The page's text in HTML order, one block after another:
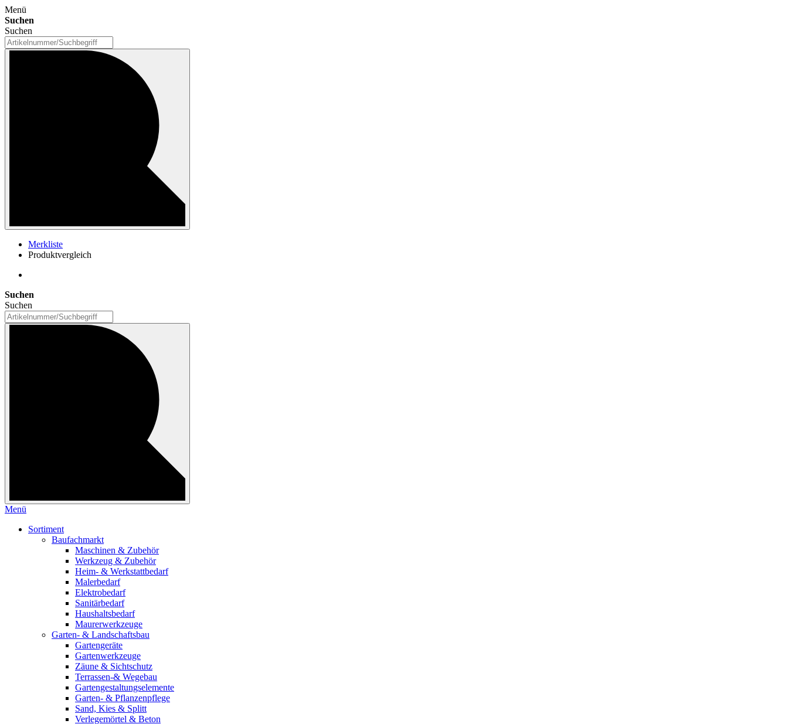
Menü
Suchen
Suchen
Merkliste
Produktvergleich
Suchen
Suchen
Menü
Sortiment
Baufachmarkt
Maschinen & Zubehör
Werkzeug & Zubehör
Heim- & Werkstattbedarf
Malerbedarf
Elektrobedarf
Sanitärbedarf
Haushaltsbedarf
Maurerwerkzeuge
Garten- & Landschaftsbau
Gartengeräte
Gartenwerkzeuge
Zäune & Sichtschutz
Terrassen-& Wegebau
Gartengestaltungselemente
Garten- & Pflanzenpflege
Sand, Kies & Splitt
Verlegemörtel & Beton